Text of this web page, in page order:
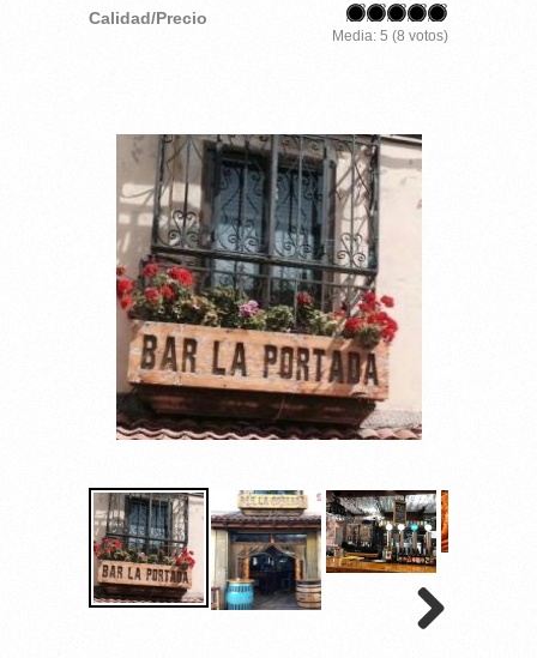
Calidad/Precio
Media: 5 (8 votos)